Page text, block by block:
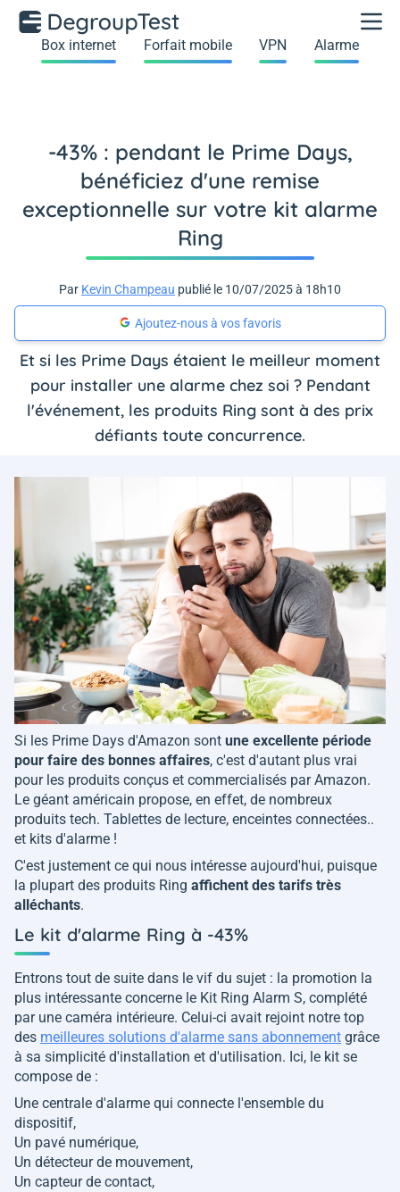
Box internet Forfait mobile VPN Alarme
-43% : pendant le Prime Days,
bénéficiez d'une remise
exceptionnelle sur votre kit alarme
Ring
Par Kevin Champeau publié le 10/07/2025 à 18h10
Ajoutez-nous à vos favoris
Et si les Prime Days étaient le meilleur moment
pour installer une alarme chez soi ? Pendant
l'événement, les produits Ring sont à des prix
défiants toute concurrence.
Si les Prime Days d'Amazon sont une excellente période
pour faire des bonnes affaires, c'est d'autant plus vrai
pour les produits conçus et commercialisés par Amazon.
Le géant américain propose, en effet, de nombreux
produits tech. Tablettes de lecture, enceintes connectées..
et kits d'alarme !
C'est justement ce qui nous intéresse aujourd'hui, puisque
la plupart des produits Ring affichent des tarifs très
alléchants.
Le kit d'alarme Ring à -43%
Entrons tout de suite dans le vif du sujet : la promotion la
plus intéressante concerne le Kit Ring Alarm S, complété
par une caméra intérieure. Celui-ci avait rejoint notre top
des meilleures solutions d'alarme sans abonnement grâce
à sa simplicité d'installation et d'utilisation. Ici, le kit se
compose de :
Une centrale d'alarme qui connecte l'ensemble du
dispositif,
Un pavé numérique,
Un détecteur de mouvement,
Un capteur de contact,